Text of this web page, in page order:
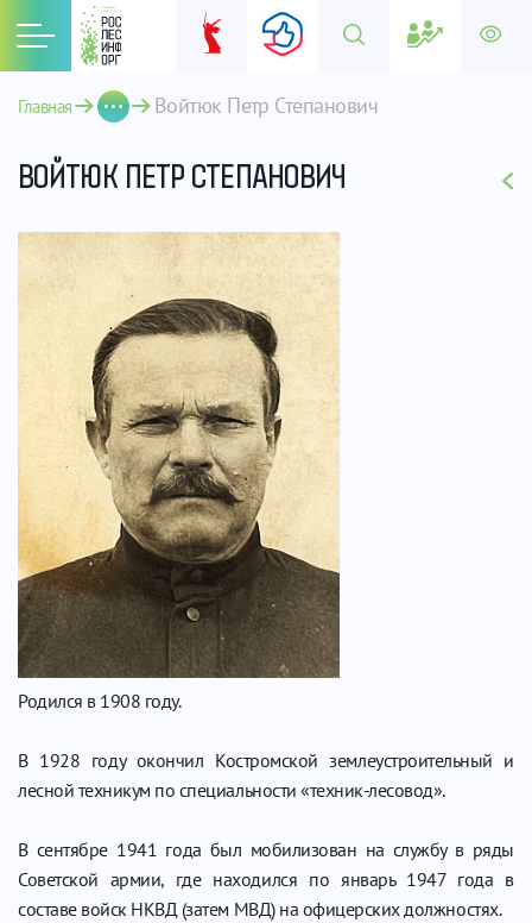
Главная Войтюк Петр Степанович
ВОЙТЮК ПЕТР СТЕПАНОВИЧ
Родился в 1908 году.
В 1928 году окончил Костромской землеустроительный и
лесной техникум по специальности «техник-лесовод».
В сентябре 1941 года был мобилизован на службу в ряды
Советской армии, где находился по январь 1947 года в
составе войск НКВД (затем МВД) на офицерских должностях.